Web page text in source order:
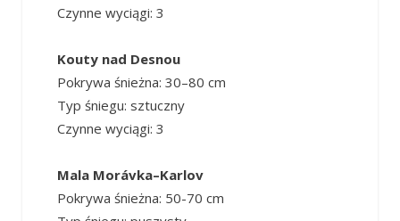
Czynne wyciągi: 3
Kouty nad Desnou
Pokrywa śnieżna: 30–80 cm
Typ śniegu: sztuczny
Czynne wyciągi: 3
Mala Morávka–Karlov
Pokrywa śnieżna: 50-70 cm